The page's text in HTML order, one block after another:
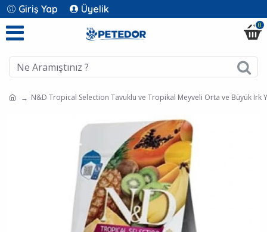
Giriş Yap Üyelik
0
N&D Tropical Selection Tavuklu ve Tropikal Meyveli Orta ve Büyük Irk